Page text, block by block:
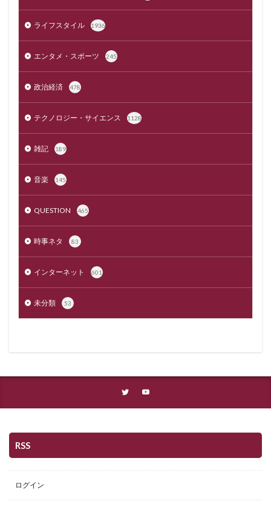
ライフスタイル 1936
エンタメ・スポーツ 245
政治経済 478
テクノロジー・サイエンス 1128
雑記 189
音楽 145
QUESTION 465
時事ネタ 83
インターネット 601
未分類 53
RSS
ログイン